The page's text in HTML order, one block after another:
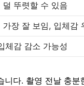
덜 뚜렷할 수 있음
가장 잘 보임, 입체감
체감 감소 가능성
니다. 촬영 전날 충분